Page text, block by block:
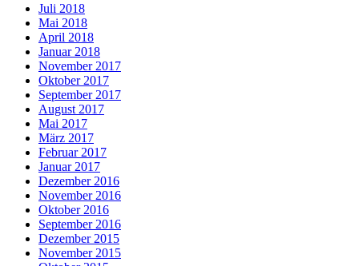
Juli 2018
Mai 2018
April 2018
Januar 2018
November 2017
Oktober 2017
September 2017
August 2017
Mai 2017
März 2017
Februar 2017
Januar 2017
Dezember 2016
November 2016
Oktober 2016
September 2016
Dezember 2015
November 2015